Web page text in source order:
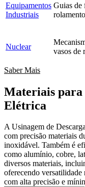
Equipamentos
Industriais
Guias de
Nuclear
vasos de
Saber Mais
Materiais para
Elétrica
A Usinagem de
com precisão materiais
inoxidável. Também é
como alumínio, cobre,
diversos materiais,
oferecendo versatilidade
com alta precisão e